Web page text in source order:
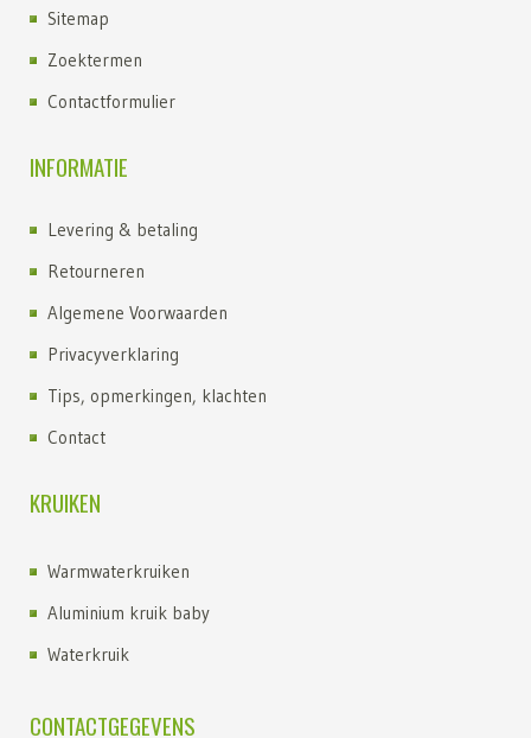
Sitemap
Zoektermen
Contactformulier
INFORMATIE
Levering & betaling
Retourneren
Algemene Voorwaarden
Privacyverklaring
Tips, opmerkingen, klachten
Contact
KRUIKEN
Warmwaterkruiken
Aluminium kruik baby
Waterkruik
CONTACTGEGEVENS